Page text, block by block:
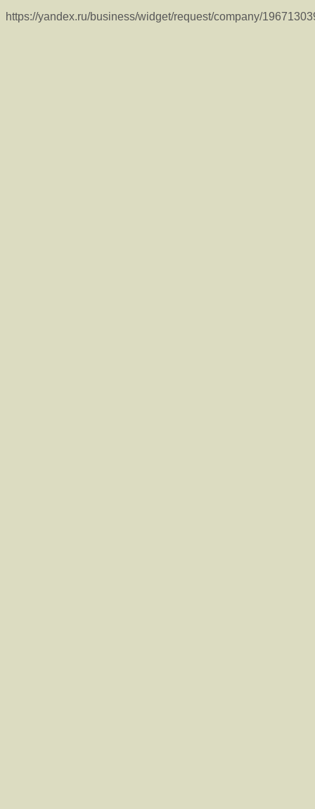
https://yandex.ru/business/widget/request/company/